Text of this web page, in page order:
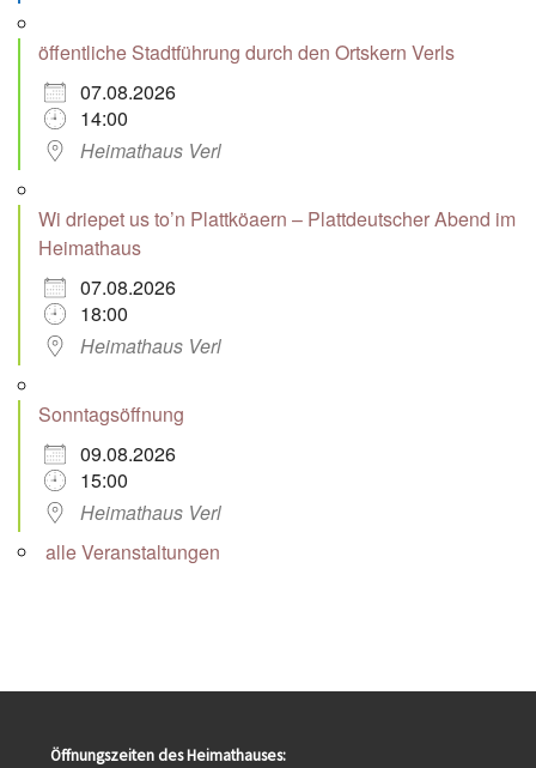
öffentliche Stadtführung durch den Ortskern Verls
07.08.2026
14:00
Heimathaus Verl
Wi driepet us to’n Plattköaern – Plattdeutscher Abend im
Heimathaus
07.08.2026
18:00
Heimathaus Verl
Sonntagsöffnung
09.08.2026
15:00
Heimathaus Verl
alle Veranstaltungen
Öffnungszeiten des Heimathauses: